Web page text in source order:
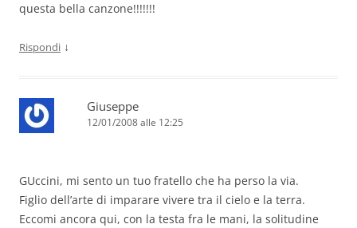
questa bella canzone!!!!!!!
Rispondi ↓
Giuseppe
12/01/2008 alle 12:25
GUccini, mi sento un tuo fratello che ha perso la via.
Figlio dell’arte di imparare vivere tra il cielo e la terra.
Eccomi ancora qui, con la testa fra le mani, la solitudine